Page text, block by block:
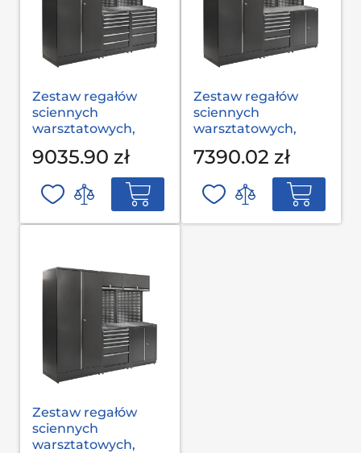
Zestaw regałów
sciennych
warsztatowych,
L-03-001 S op
9035.90 zł
Zestaw regałów
sciennych
warsztatowych,
L-03-002 G(2,0) op
7390.02 zł
Zestaw regałów
sciennych
warsztatowych,